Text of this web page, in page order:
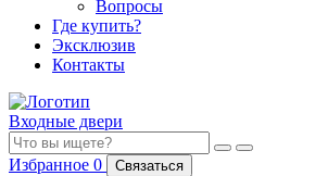
Вопросы
Где купить?
Эксклюзив
Контакты
Входные двери
Избранное 0 Связаться